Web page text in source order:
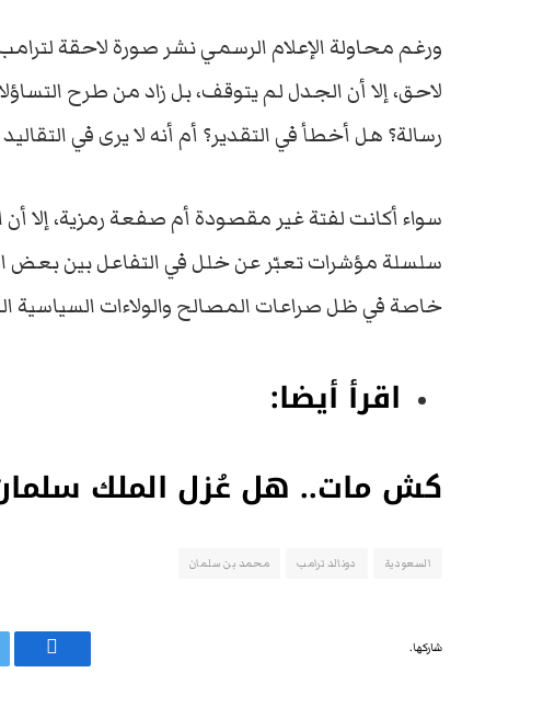
ورغممحاولةالإعلامالرسمينشر صورةلاحقة
لاحق،إلاأنالجدللميتوقف،بلزادمنطرح
رسالة؟ هلأخطأفيالتقدير؟ أمأنهلايرىفيالتقاليد
سواءأكانتلفتةغير مقصودةأمصفعةرمزية،إلاأن
سلسلةمؤشراتتعبّر عنخللفيالتفاعلبينبعض
خاصةفيظلصراعاتالمصالح والولاءاتالسياسية
اقرأ أيضا:
كش مات.. هل عُزل الملك
السعودية دونالد ترامب محمد بن سلمان
شاركها.
فيسبوك